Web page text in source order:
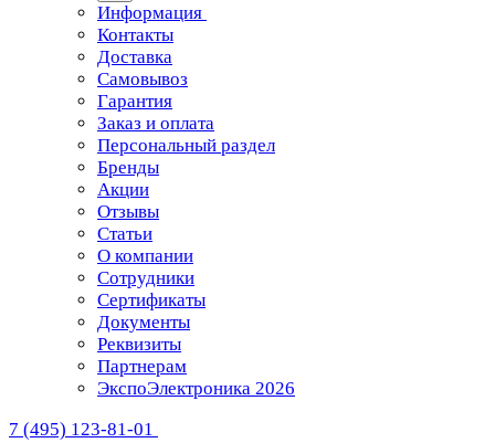
Информация
Контакты
Доставка
Самовывоз
Гарантия
Заказ и оплата
Персональный раздел
Бренды
Акции
Отзывы
Статьи
О компании
Сотрудники
Сертификаты
Документы
Реквизиты
Партнерам
ЭкспоЭлектроника 2026
7 (495) 123-81-01